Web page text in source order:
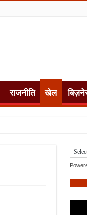
राजनीति खेल